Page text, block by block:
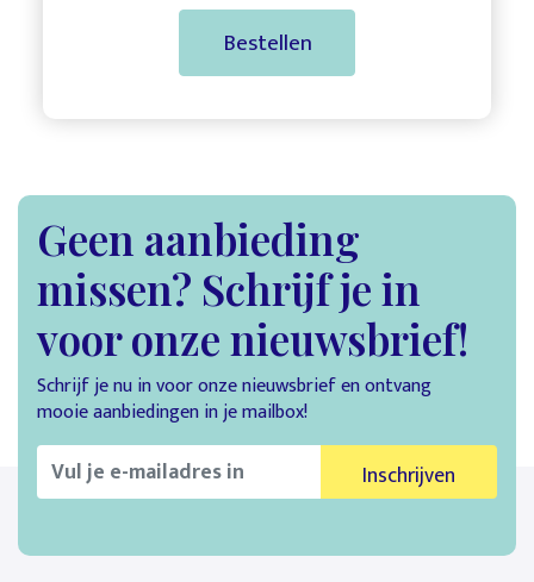
Bestellen
Geen aanbieding
missen? Schrijf je in
voor onze nieuwsbrief!
Schrijf je nu in voor onze nieuwsbrief en ontvang
mooie aanbiedingen in je mailbox!
Inschrijven